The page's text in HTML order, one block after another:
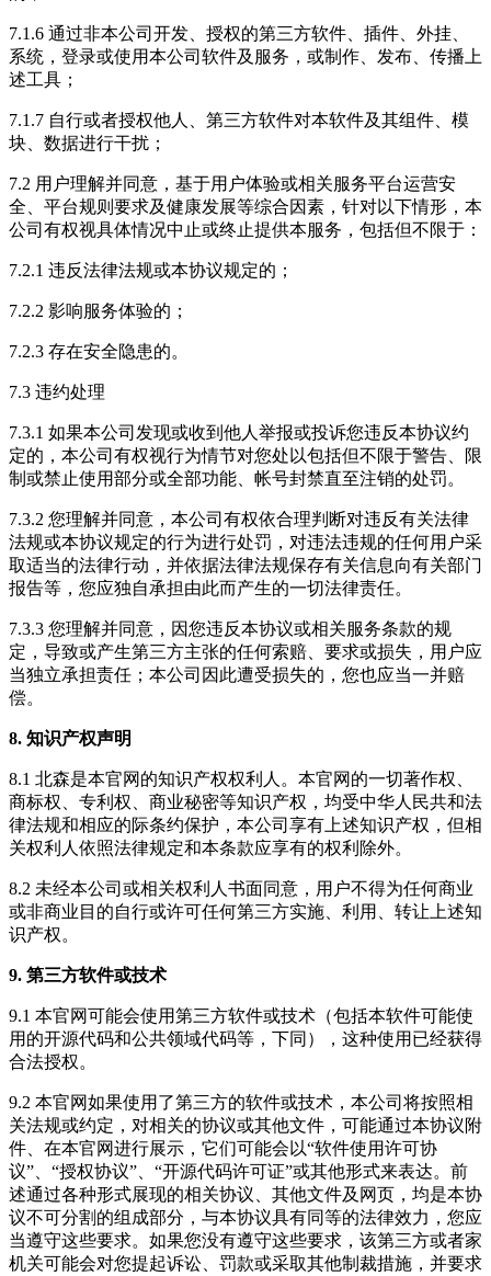
7.1.6 通过非本公司开发、授权的第三方软件、插件、外挂、
系统，登录或使用本公司软件及服务，或制作、发布、传播上
述工具；
7.1.7 自行或者授权他人、第三方软件对本软件及其组件、模
块、数据进行干扰；
7.2 用户理解并同意，基于用户体验或相关服务平台运营安
全、平台规则要求及健康发展等综合因素，针对以下情形，本
公司有权视具体情况中止或终止提供本服务，包括但不限于：
7.2.1 违反法律法规或本协议规定的；
7.2.2 影响服务体验的；
7.2.3 存在安全隐患的。
7.3 违约处理
7.3.1 如果本公司发现或收到他人举报或投诉您违反本协议约
定的，本公司有权视行为情节对您处以包括但不限于警告、限
制或禁止使用部分或全部功能、帐号封禁直至注销的处罚。
7.3.2 您理解并同意，本公司有权依合理判断对违反有关法律
法规或本协议规定的行为进行处罚，对违法违规的任何用户采
取适当的法律行动，并依据法律法规保存有关信息向有关部门
报告等，您应独自承担由此而产生的一切法律责任。
7.3.3 您理解并同意，因您违反本协议或相关服务条款的规
定，导致或产生第三方主张的任何索赔、要求或损失，用户应
当独立承担责任；本公司因此遭受损失的，您也应当一并赔
偿。
8. 知识产权声明
8.1 北森是本官网的知识产权权利人。本官网的一切著作权、
商标权、专利权、商业秘密等知识产权，均受中华人民共和法
律法规和相应的际条约保护，本公司享有上述知识产权，但相
关权利人依照法律规定和本条款应享有的权利除外。
8.2 未经本公司或相关权利人书面同意，用户不得为任何商业
或非商业目的自行或许可任何第三方实施、利用、转让上述知
识产权。
9. 第三方软件或技术
9.1 本官网可能会使用第三方软件或技术（包括本软件可能使
用的开源代码和公共领域代码等，下同），这种使用已经获得
合法授权。
9.2 本官网如果使用了第三方的软件或技术，本公司将按照相
关法规或约定，对相关的协议或其他文件，可能通过本协议附
件、在本官网进行展示，它们可能会以“软件使用许可协
议”、“授权协议”、“开源代码许可证”或其他形式来表达。前
述通过各种形式展现的相关协议、其他文件及网页，均是本协
议不可分割的组成部分，与本协议具有同等的法律效力，您应
当遵守这些要求。如果您没有遵守这些要求，该第三方或者家
机关可能会对您提起诉讼、罚款或采取其他制裁措施，并要求